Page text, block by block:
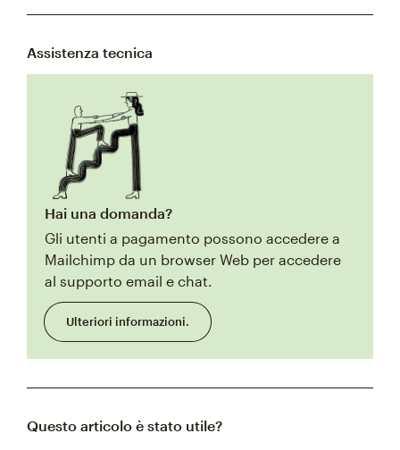
Assistenza tecnica
Hai una domanda?
Gli utenti a pagamento possono accedere a
Mailchimp da un browser Web per accedere
al supporto email e chat.
Ulteriori informazioni.
Questo articolo è stato utile?